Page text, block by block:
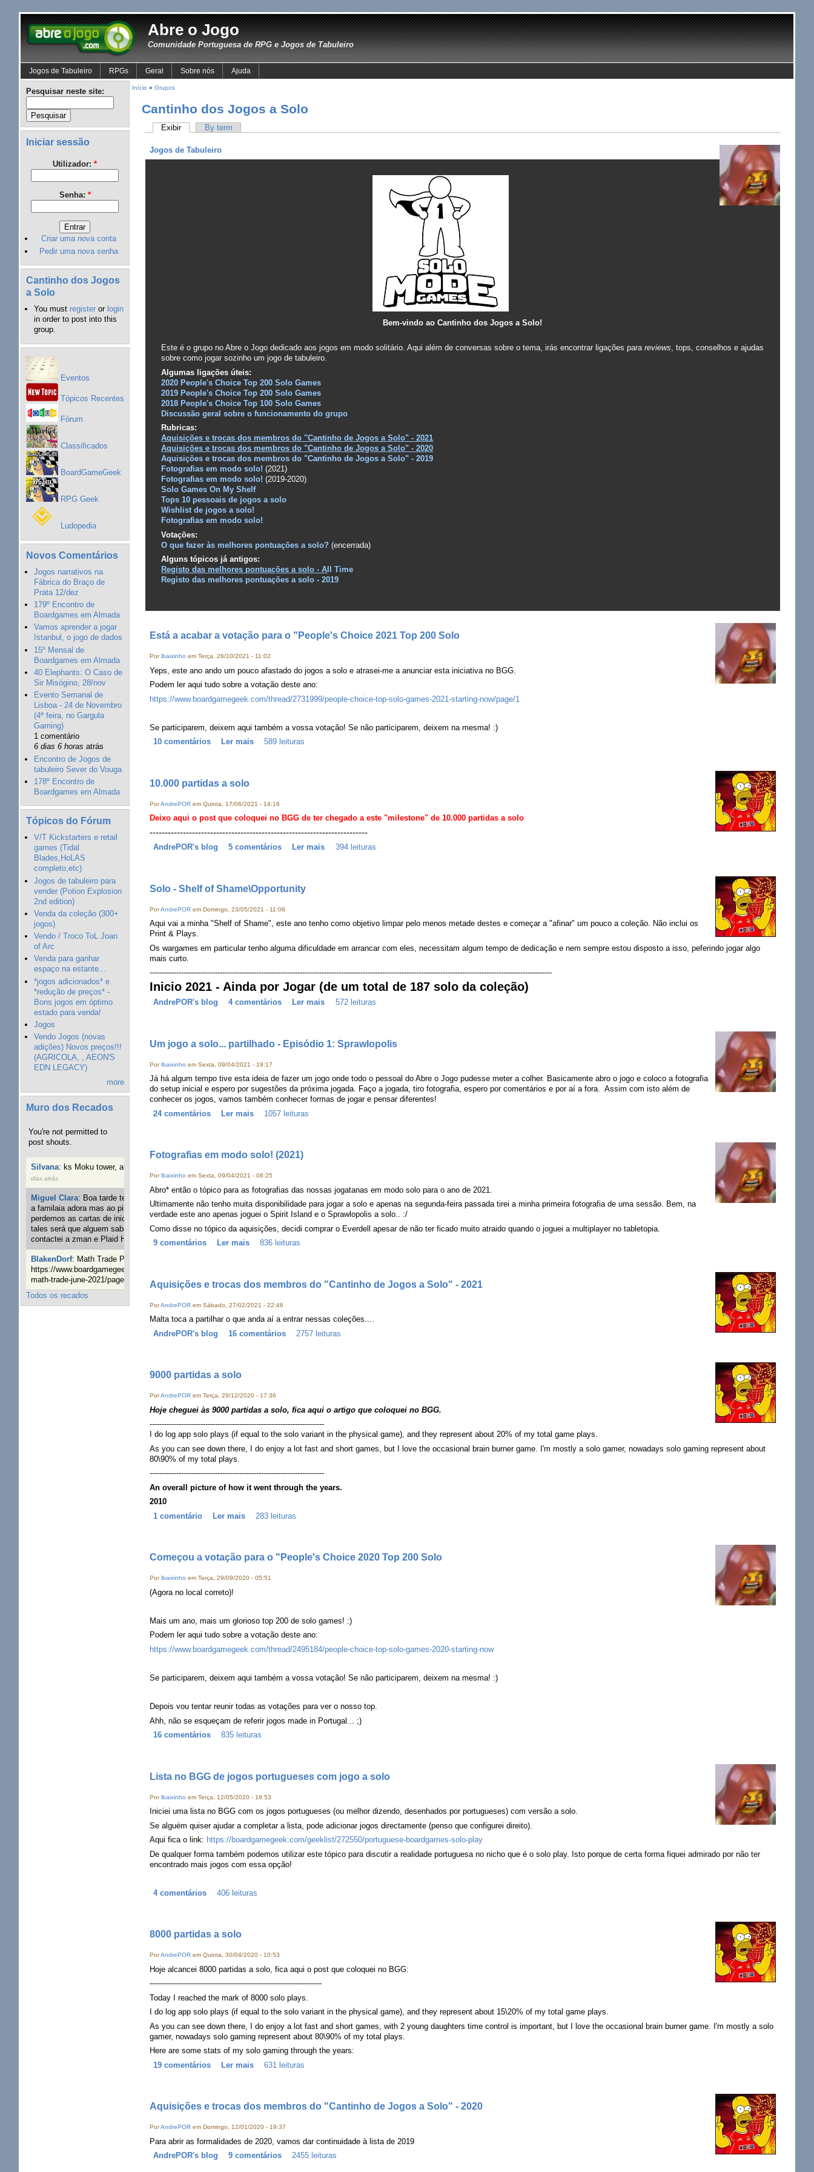
Abre o Jogo
Comunidade Portuguesa de RPG e Jogos de Tabuleiro
Jogos de Tabuleiro RPGs Geral Sobre nós Ajuda
Pesquisar neste site:
Iniciar sessão
Utilizador:*
Senha: *
Criar uma nova conta
Pedir uma nova senha
Cantinho dos Jogos
a Solo
You must registeror login
in order to post into this
group.
Eventos
Tópicos Recentes
Fórum
Classificados
BoardGameGeek
RPG Geek
Ludopedia
Novos Comentários
Jogos narrativos na
Fábrica do Braço de
Prata 12/dez
179º Encontro de
Boardgames em Almada
Vamos aprender a jogar
Istanbul, o jogo de dados
15º Mensal de
Boardgames em Almada
40 Elephants: O Caso de
Sir Misógino, 28/nov
Evento Semanal de
Lisboa - 24 de Novembro
(4ª feira, no Gargula
Gaming)
1 comentário
6 dias 6 horas atrás
Encontro de Jogos de
tabuleiro Sever do Vouga
178º Encontro de
Boardgames em Almada
Tópicos do Fórum
V/T Kickstarters e retail
games (Tidal
Blades,HoLAS
completo,etc)
Jogos de tabuleiro para
vender (Potion Explosion
2nd edition)
Venda da coleção (300+
jogos)
Vendo / Troco ToL Joan
of Arc
Venda para ganhar
espaço na estante...
*jogos adicionados* e
*redução de preços* -
Bons jogos em óptimo
estado para venda!
Jogos
Vendo Jogos (novas
adições) Novos preços!!!
(AGRICOLA, , AEON'S
EDN LEGACY)
more
Muro dos Recados
You're not permitted to
post shouts.
Silvana: ks Moku tower, alguém interessado?
dias atrás
Miguel Clara: Boa tarde tenho jogo Mice and mistics que
a familaia adora mas ao pintarmos as miniaturas
perdemos as cartas de iniciaticva da expanção downood
tales será que alguem sabe onde adquirir as cartas já
contactei a zman e Plaid Hat e nada
24 semanas 3 dias atrás
BlakenDorf: Math Trade Portuguesa a decorrer. Aqui:
https://www.boardgamegeek.com/geeklist/286035/portugal-
math-trade-june-2021/page/1
25 semanas 4 dias atrás
Todos os recados
Início » Grupos
Cantinho dos Jogos a Solo
Exibir By term
Jogos de Tabuleiro
Bem-vindo aoCantinho dos Jogos a Solo!
Este é o grupo no Abre o Jogo dedicado aos jogos em modo solitário. Aqui além de conversas sobre o tema, irás encontrar ligações parareviews , tops, conselhos e ajudas
sobre como jogar sozinho um jogo de tabuleiro.
Algumas ligações úteis:
2020 People's Choice Top 200 Solo Games
2019 People's Choice Top 200 Solo Games
2018 People's Choice Top 100 Solo Games
Discussão geral sobre o funcionamento do grupo
Rubricas:
Aquisições e trocas dos membros do "Cantinho de Jogos a Solo" - 2021
Aquisições e trocas dos membros do "Cantinho de Jogos a Solo" - 2020
Aquisições e trocas dos membros do "Cantinho de Jogos a Solo" - 2019
Fotografias em modo solo! (2021)
Fotografias em modo solo! (2019-2020)
Solo Games On My Shelf
Tops 10 pessoais de jogos a solo
Wishlist de jogos a solo!
Fotografias em modo solo!
Votações:
O que fazer às melhores pontuações a solo? (encerrada)
Alguns tópicos já antigos:
Registo das melhores pontuações a solo - A ll Time
Registo das melhores pontuações a solo - 2019
Está a acabar a votação para o "People's Choice 2021 Top 200 Solo
Porlbaixinho em Terça, 26/10/2021 - 11:02
Yeps, este ano ando um pouco afastado do jogos a solo e atrasei-me a anunciar esta iniciativa no BGG.
Podem ler aqui tudo sobre a votação deste ano:
https://www.boardgamegeek.com/thread/2731999/people-choice-top-solo-games-2021-starting-now/page/1
Se participarem, deixem aqui também a vossa votação! Se não participarem, deixem na mesma! :)
10 comentários
Ler mais 589 leituras
10.000 partidas a solo
PorAndrePORem Quinta, 17/06/2021 - 14:16
Deixo aqui o post que coloquei no BGG de ter chegado a este "milestone" de 10.000 partidas a solo
------------------------------------------------------------------------
AndrePOR's blog 5 comentários Ler mais 394 leituras
Solo - Shelf of Shame\Opportunity
PorAndrePORem Domingo, 23/05/2021 - 11:08
Aqui vai a minha "Shelf of Shame", este ano tenho como objetivo limpar pelo menos metade destes e começar a "afinar" um pouco a coleção. Não inclui os
Print & Plays.
Os wargames em particular tenho alguma dificuldade em arrancar com eles, necessitam algum tempo de dedicação e nem sempre estou disposto a isso, peferindo jogar algo
mais curto.
----------------------------------------------------------------------------------------------------------------------------------------------------------------------
Inicio 2021 - Ainda por Jogar (de um total de 187 solo da coleção)
AndrePOR's blog 4 comentários Ler mais 572 leituras
Um jogo a solo... partilhado - Episódio 1: Sprawlopolis
Porlbaixinho em Sexta, 09/04/2021 - 19:17
Já há algum tempo tive esta ideia de fazer um jogo onde todo o pessoal do Abre o Jogo pudesse meter a colher. Basicamente abro o jogo e coloco a fotografia
do setup inicial e espero por sugestões da próxima jogada. Faço a jogada, tiro fotografia, espero por comentários e por aí a fora. Assim com isto além de
conhecer os jogos, vamos também conhecer formas de jogar e pensar diferentes!
24 comentários
Ler mais 1057 leituras
Fotografias em modo solo! (2021)
Porlbaixinho em Sexta, 09/04/2021 - 08:25
Abro* então o tópico para as fotografias das nossas jogatanas em modo solo para o ano de 2021.
Ultimamente não tenho muita disponibilidade para jogar a solo e apenas na segunda-feira passada tirei a minha primeira fotografia de uma sessão. Bem, na
verdade este ano apenas joguei o Spirit Island e o Sprawlopolis a solo.. :/
Como disse no tópico da aquisições, decidi comprar o Everdell apesar de não ter ficado muito atraido quando o joguei a multiplayer no tabletopia.
9 comentários
Ler mais 836 leituras
Aquisições e trocas dos membros do "Cantinho de Jogos a Solo" - 2021
PorAndrePORem Sábado, 27/02/2021 - 22:46
Malta toca a partilhar o que anda aí a entrar nessas coleções....
AndrePOR's blog
16 comentários 2757 leituras
9000 partidas a solo
PorAndrePORem Terça, 29/12/2020 - 17:36
Hoje cheguei às 9000 partidas a solo, fica aqui o artigo que coloquei no BGG.
------------------------------------------------------------------------
I do log app solo plays (if equal to the solo variant in the physical game), and they represent about 20% of my total game plays.
As you can see down there, I do enjoy a lot fast and short games, but I love the occasional brain burner game. I'm mostly a solo gamer, nowadays solo gaming represent about
80\90% of my total plays.
------------------------------------------------------------------------
An overall picture of how it went through the years.
2010
1 comentário
Ler mais 283 leituras
Começou a votação para o "People's Choice 2020 Top 200 Solo
Porlbaixinho em Terça, 29/09/2020 - 05:51
(Agora no local correto)!
Mais um ano, mais um glorioso top 200 de solo games! :)
Podem ler aqui tudo sobre a votação deste ano:
https://www.boardgamegeek.com/thread/2495184/people-choice-top-solo-games-2020-starting-now
Se participarem, deixem aqui também a vossa votação! Se não participarem, deixem na mesma! :)
Depois vou tentar reunir todas as votações para ver o nosso top.
Ahh, não se esqueçam de referir jogos made in Portugal... ;)
16 comentários
835 leituras
Lista no BGG de jogos portugueses com jogo a solo
Porlbaixinho em Terça, 12/05/2020 - 19:53
Iniciei uma lista no BGG com os jogos portugueses (ou melhor dizendo, desenhados por portugueses) com versão a solo.
Se alguém quiser ajudar a completar a lista, pode adicionar jogos directamente (penso que configurei direito).
Aqui fica o link: https://boardgamegeek.com/geeklist/272550/portuguese-boardgames-solo-play
De qualquer forma também podemos utilizar este tópico para discutir a realidade portuguesa no nicho que é o solo play. Isto porque de certa forma fiquei admirado por não ter
encontrado mais jogos com essa opção!
4 comentários 406 leituras
8000 partidas a solo
PorAndrePORem Quinta, 30/04/2020 - 10:53
Hoje alcancei 8000 partidas a solo, fica aqui o post que coloquei no BGG:
-----------------------------------------------------------------------
Today I reached the mark of 8000 solo plays.
I do log app solo plays (if equal to the solo variant in the physical game), and they represent about 15\20% of my total game plays.
As you can see down there, I do enjoy a lot fast and short games, with 2 young daughters time control is important, but I love the occasional brain burner game. I'm mostly a solo
gamer, nowadays solo gaming represent about 80\90% of my total plays.
Here are some stats of my solo gaming through the years:
19 comentários
Ler mais 631 leituras
Aquisições e trocas dos membros do "Cantinho de Jogos a Solo" - 2020
PorAndrePORem Domingo, 12/01/2020 - 19:37
Para abrir as formalidades de 2020, vamos dar continuidade à lista de 2019
AndrePOR's blog
9 comentários 2455 leituras